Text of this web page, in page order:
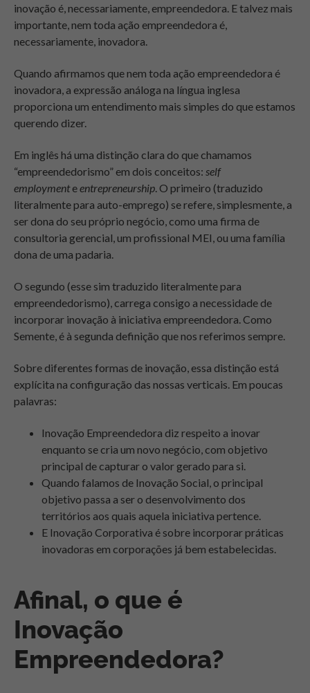
inovação é, necessariamente, empreendedora. E talvez mais
importante, nem toda ação empreendedora é,
necessariamente, inovadora.
Quando afirmamos que nem toda ação empreendedora é
inovadora, a expressão análoga na língua inglesa
proporciona um entendimento mais simples do que estamos
querendo dizer.
Em inglês há uma distinção clara do que chamamos
“empreendedorismo” em dois conceitos: self
employmenteentrepreneurship. O primeiro (traduzido
literalmente para auto-emprego) se refere, simplesmente, a
ser dona do seu próprio negócio, como uma firma de
consultoria gerencial, um profissional MEI, ou uma família
dona de uma padaria.
O segundo (esse sim traduzido literalmente para
empreendedorismo), carrega consigo a necessidade de
incorporar inovação à iniciativa empreendedora. Como
Semente, é à segunda definição que nos referimos sempre.
Sobre diferentes formas de inovação, essa distinção está
explícita na configuração das nossas verticais. Em poucas
palavras:
Inovação Empreendedora diz respeito a inovar
enquanto se cria um novo negócio, com objetivo
principal de capturar o valor gerado para si.
Quando falamos de Inovação Social, o principal
objetivo passa a ser o desenvolvimento dos
territórios aos quais aquela iniciativa pertence.
E Inovação Corporativa é sobre incorporar práticas
inovadoras em corporações já bem estabelecidas.
Afinal, o que é
Inovação
Empreendedora?